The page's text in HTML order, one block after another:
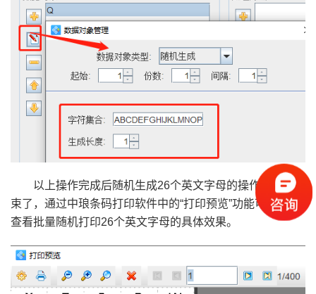
以上操作完成后随机生成26个英文字母的操作步骤就结
束了，通过中琅条码打印软件中的“打印预览”功能可以预览
查看批量随机打印26个英文字母的具体效果。